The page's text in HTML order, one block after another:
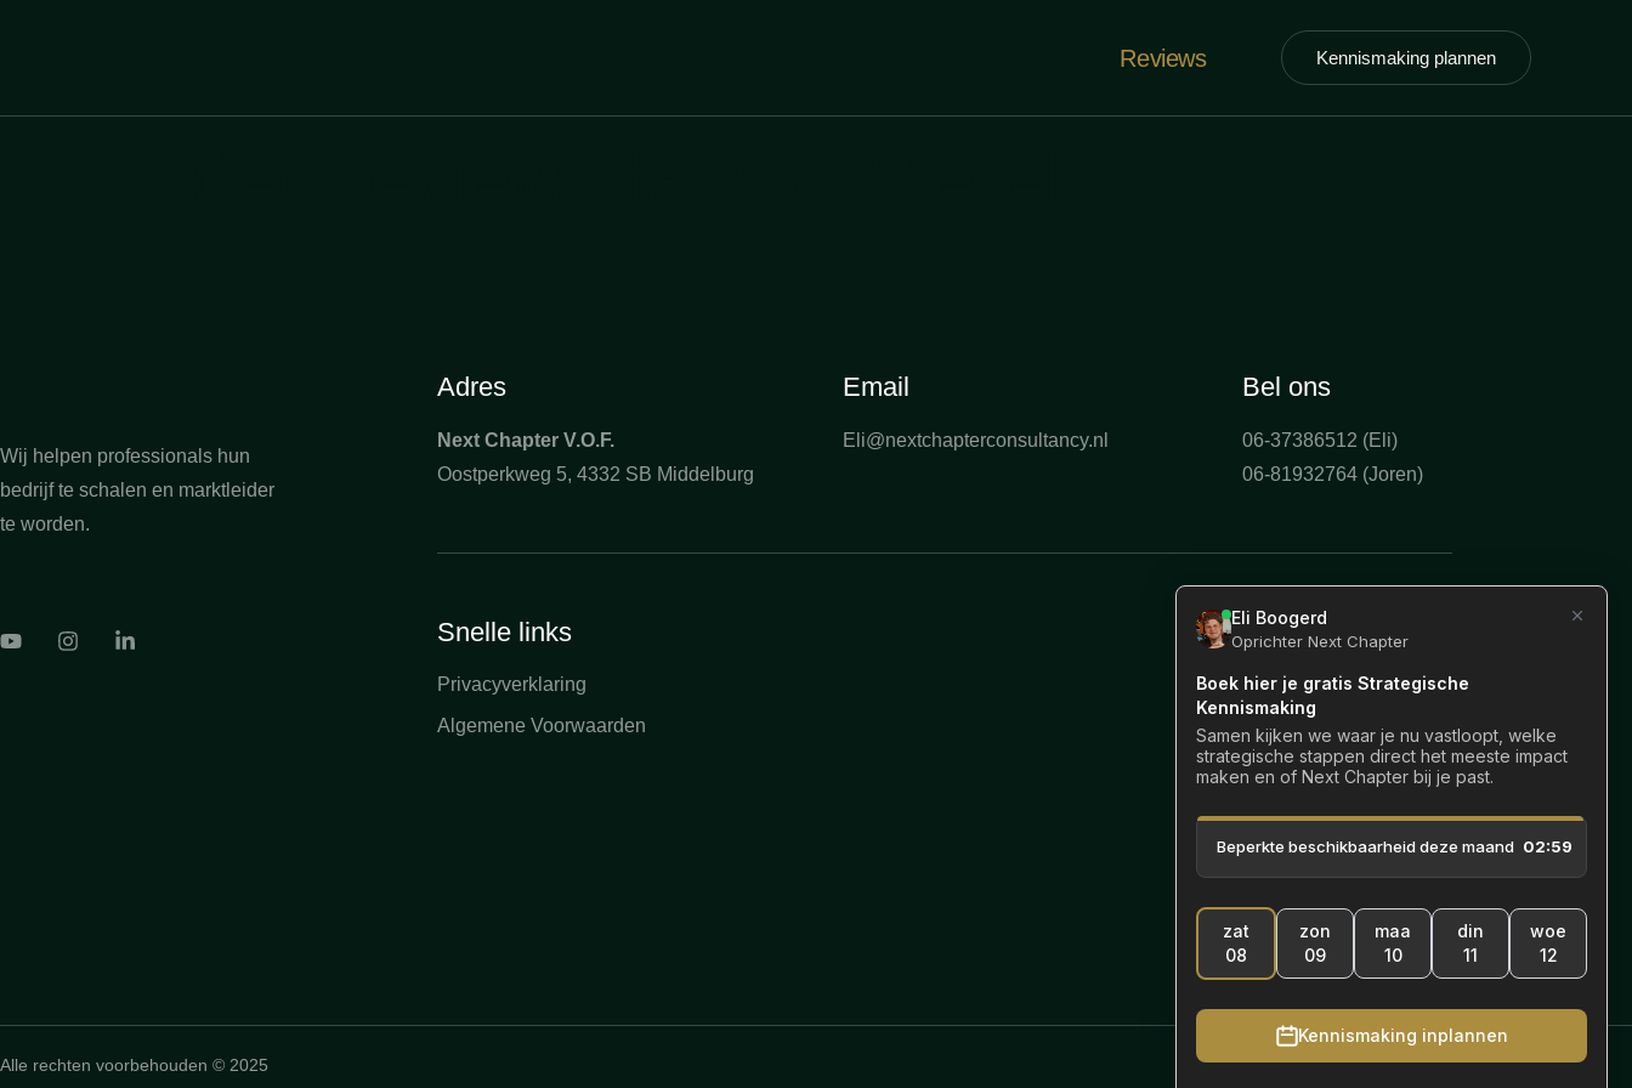
Reviews Kennismaking plannen
Wij helpen professionals hun
bedrijf te schalen en marktleider
te worden.
Adres
Next Chapter V.O.F.
Oostperkweg 5, 4332 SB Middelburg
Email
Eli@nextchapterconsultancy.nl
Bel ons
06-37386512 (Eli)
06-81932764 (Joren)
Snelle links
Privacyverklaring
Algemene Voorwaarden
Gratis consult
Laten we in gesprek
gaan over hoe jouw
volgende hoofdstuk
eruit ziet.
Kennismaking
plannen
Alle rechten voorbehouden © 2025